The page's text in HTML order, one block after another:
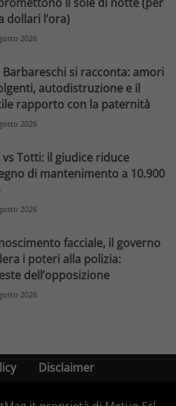
il sole di notte (per
dollari l’ora)
2026
Barbareschi si racconta: amori
autodistruzione e il
rapporto con la paternità
2026
vs Totti: il giudice riduce
di mantenimento a 10.900
2026
facciale, il governo
i poteri alla polizia:
dell’opposizione
2026
Disclaimer